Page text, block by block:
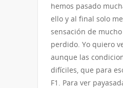
hemos pasado
ello y al final solo
sensación de
perdido. Yo quiero
aunque las
difíciles, que para
F1. Para ver